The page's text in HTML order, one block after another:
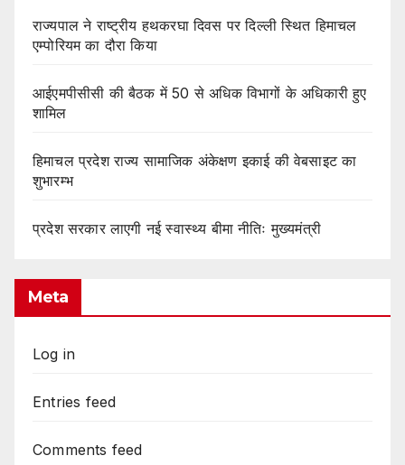
राज्यपाल ने राष्ट्रीय हथकरघा दिवस पर दिल्ली स्थित हिमाचल
एम्पोरियम का दौरा किया
आईएमपीसीसी की बैठक में 50 से अधिक विभागों के अधिकारी हुए
शामिल
हिमाचल प्रदेश राज्य सामाजिक अंकेक्षण इकाई की वेबसाइट का
शुभारम्भ
प्रदेश सरकार लाएगी नई स्वास्थ्य बीमा नीतिः मुख्यमंत्री
Meta
Log in
Entries feed
Comments feed